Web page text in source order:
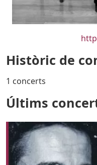
URL
Històric de
1 concerts
Últims